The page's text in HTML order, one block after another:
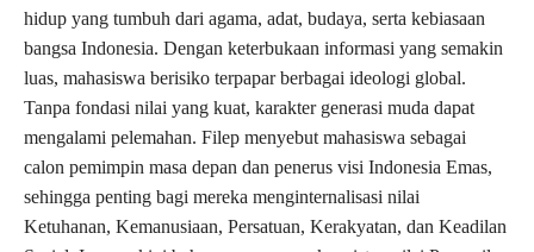
hidup yang tumbuh dari agama, adat, budaya, serta kebiasaan
bangsa Indonesia. Dengan keterbukaan informasi yang semakin
luas, mahasiswa berisiko terpapar berbagai ideologi global.
Tanpa fondasi nilai yang kuat, karakter generasi muda dapat
mengalami pelemahan. Filep menyebut mahasiswa sebagai
calon pemimpin masa depan dan penerus visi Indonesia Emas,
sehingga penting bagi mereka menginternalisasi nilai
Ketuhanan, Kemanusiaan, Persatuan, Kerakyatan, dan Keadilan